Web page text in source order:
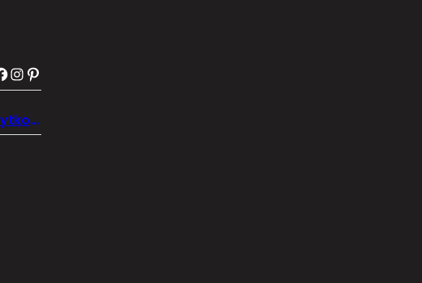
Instagram Pinterest
Opinie o telemedycynie i doświadczenia użytkowników